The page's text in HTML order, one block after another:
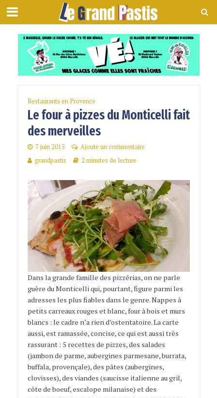
Restaurants en Provence
Le four à pizzes du Monticelli fait
des merveilles
7 juin 2015
Ajoute un commentaire
grandpastis
2 minutes de lecture
Dans la grande famille des pizzérias, on ne parle
guère du Monticelli qui, pourtant, figure parmi les
adresses les plus fiables dans le genre. Nappes à
petits carreaux rouges et blanc, four à bois et murs
blancs : le cadre n’a rien d’ostentatoire. La carte
aussi, est ramassée, concise, ce qui est aussi très
rassurant : 5 recettes de pizzes, des salades
(jambon de parme, aubergines parmesane, burrata,
buffala, provençale), des pâtes (aubergines,
clovisses), des viandes (saucisse italienne au gril,
côte de boeuf, escalope milanaise) et des